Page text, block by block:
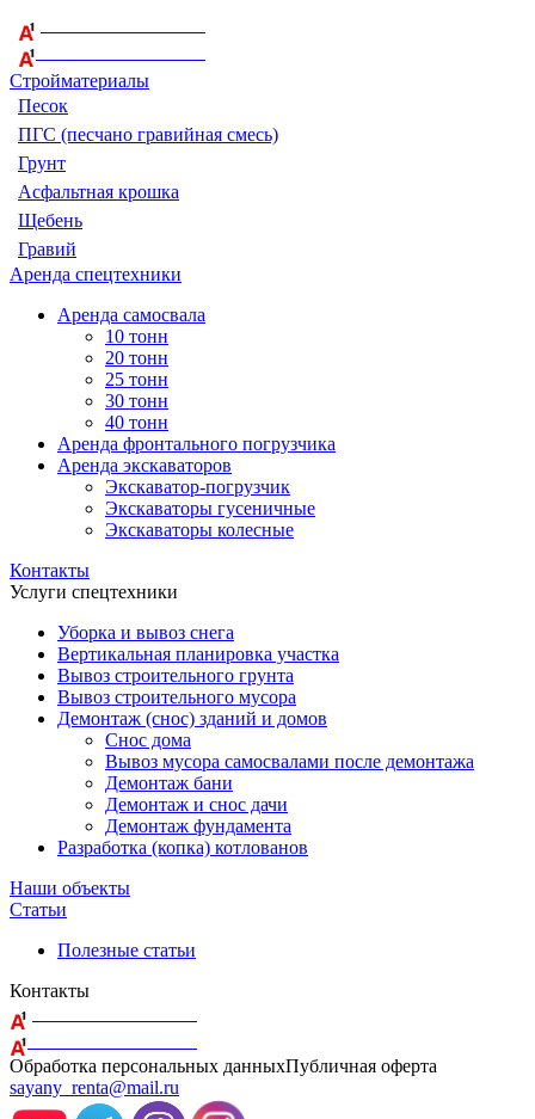
Стройматериалы
Песок
ПГС (песчано гравийная смесь)
Грунт
Асфальтная крошка
Щебень
Гравий
Аренда спецтехники
Аренда самосвала
10 тонн
20 тонн
25 тонн
30 тонн
40 тонн
Аренда фронтального погрузчика
Аренда экскаваторов
Экскаватор-погрузчик
Экскаваторы гусеничные
Экскаваторы колесные
Контакты
Услуги спецтехники
Уборка и вывоз снега
Вертикальная планировка участка
Вывоз строительного грунта
Вывоз строительного мусора
Демонтаж (снос) зданий и домов
Снос дома
Вывоз мусора самосвалами после демонтажа
Демонтаж бани
Демонтаж и снос дачи
Демонтаж фундамента
Разработка (копка) котлованов
Наши объекты
Статьи
Полезные статьи
Контакты
Обработка персональных данныхПубличная оферта
sayany_renta@mail.ru